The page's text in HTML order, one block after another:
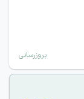
بروزرسانی